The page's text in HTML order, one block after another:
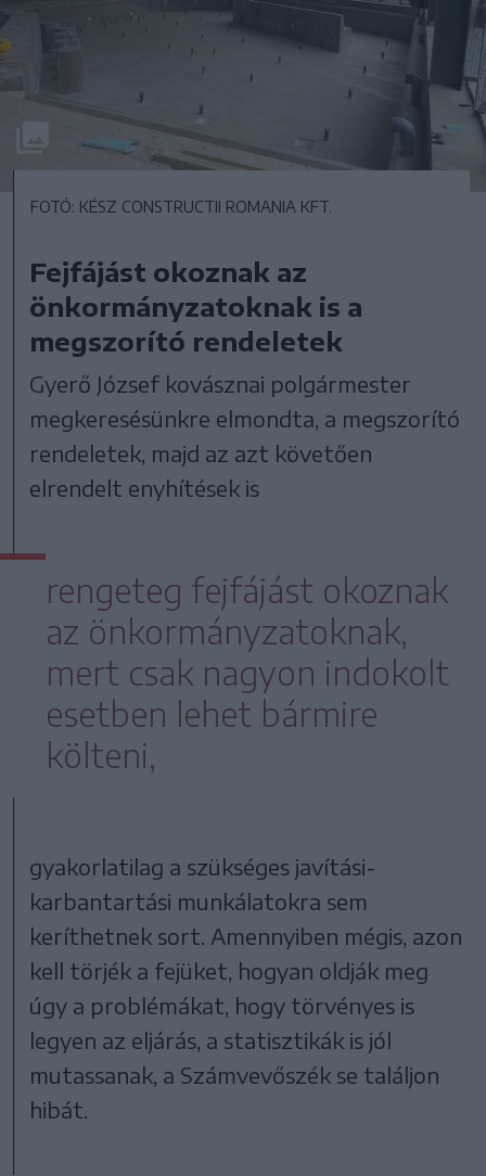
FOTÓ: KÉSZ CONSTRUCTII ROMANIA KFT.
Fejfájást okoznak az
önkormányzatoknak is a
megszorító rendeletek
Gyerő József kovásznai polgármester
megkeresésünkre elmondta, a megszorító
rendeletek, majd az azt követően
elrendelt enyhítések is
rengeteg fejfájást okoznak
az önkormányzatoknak,
mert csak nagyon indokolt
esetben lehet bármire
költeni,
gyakorlatilag a szükséges javítási-
karbantartási munkálatokra sem
keríthetnek sort. Amennyiben mégis, azon
kell törjék a fejüket, hogyan oldják meg
úgy a problémákat, hogy törvényes is
legyen az eljárás, a statisztikák is jól
mutassanak, a Számvevőszék se találjon
hibát.